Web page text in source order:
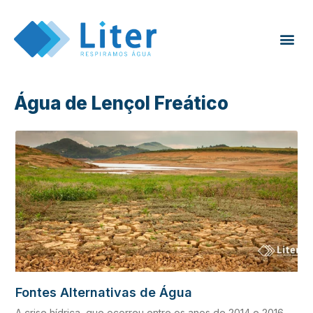
Água de Lençol Freático
Fontes Alternativas de Água